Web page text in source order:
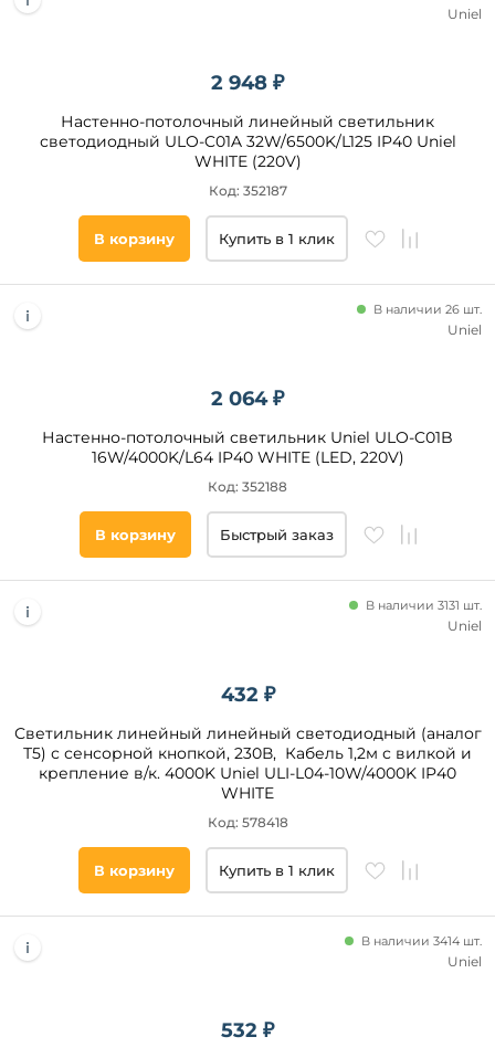
2 948 ₽
Настенно-потолочный линейный светильник
светодиодный ULO-C01A 32W/6500K/L125 IP40 Uniel
WHITE (220V)
Код: 352187
Uniel
В корзину Купить в 1 клик
2 064 ₽
Настенно-потолочный светильник Uniel ULO-C01B
16W/4000K/L64 IP40 WHITE (LED, 220V)
В наличии 26 шт.
Код: 352188
Uniel
В корзину Быстрый заказ
432 ₽
Светильник линейный линейный светодиодный (аналог
Т5) с сенсорной кнопкой, 230В, Кабель 1,2м с вилкой и
крепление в/к. 4000K Uniel ULI-L04-10W/4000K IP40
WHITE
В наличии 3131 шт.
Код: 578418
Uniel
В корзину Купить в 1 клик
532 ₽
В наличии 3414 шт.
Uniel